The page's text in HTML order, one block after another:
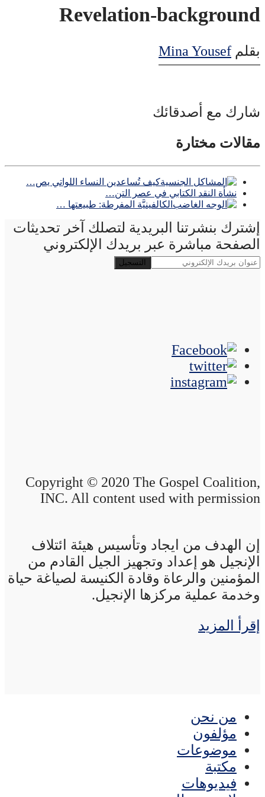
Revelation-background
بقلم Mina Yousef
شارك مع أصدقائك
مقالات مختارة
كيف تُساعدين النساء اللواتي يص…
نشأة النقد الكتابي في عصر التن…
الكالفينيَّة المفرطة: طبيعتها …
إشترك بنشرتنا البريدية لتصلك آخر تحديثات
الصفحة مباشرة عبر بريدك الإلكتروني
Copyright © 2020 The Gospel Coalition,
INC. All content used with permission
إن الهدف من ايجاد وتأسيس هيئة ائتلاف
الإنجيل هو إعداد وتجهيز الجيل القادم من
المؤمنين والرعاة وقادة الكنيسة لصياغة حياة
وخدمة عملية مركزها الإنجيل.
إقرأ المزيد
من نحن
مؤلفون
موضوعات
مكتبة
فيديوهات